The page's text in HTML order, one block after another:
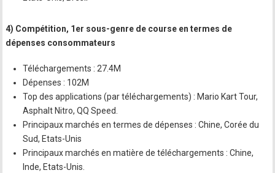
4) Compétition, 1er sous-genre de course en termes de
dépenses consommateurs
Téléchargements : 27.4M
Dépenses : 102M
Top des applications (par téléchargements) : Mario Kart Tour,
Asphalt Nitro, QQ Speed.
Principaux marchés en termes de dépenses : Chine, Corée du
Sud, Etats-Unis
Principaux marchés en matière de téléchargements : Chine,
Inde, Etats-Unis.